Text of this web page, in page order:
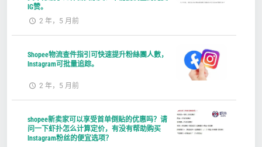
IG赞。
2 年，5 月前
Shopee物流查件指引可快速提升粉絲團人數，
Instagram可批量追踪。
2 年，5 月前
shopee新卖家可以享受首单倒贴的优惠吗？请
问一下虾扑怎么计算定价，有没有帮助购买
Instagram粉丝的便宜选项？